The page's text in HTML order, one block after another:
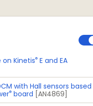
on Kinetis® E and EA
with Hall sensors based
® board [AN4869]